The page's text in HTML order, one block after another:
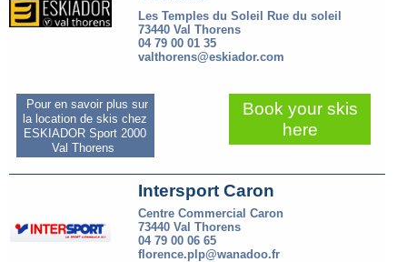
Les Temples du Soleil Rue du soleil
73440 Val Thorens
04 79 00 01 35
valthorens@eskiador.com
Pour en savoir plus sur
la location de skis chez
ESKIADOR Sport 2000
Val Thorens
Book your skis
here
Intersport Caron
Centre Commercial Caron
73440 Val Thorens
04 79 00 06 65
florence.plp@wanadoo.fr